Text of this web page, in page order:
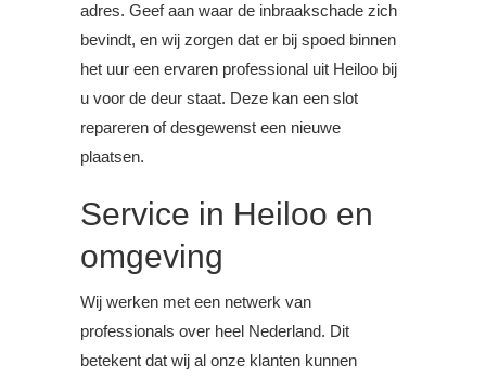
adres. Geef aan waar de inbraakschade zich
bevindt, en wij zorgen dat er bij spoed binnen
het uur een ervaren professional uit Heiloo bij
u voor de deur staat. Deze kan een slot
repareren of desgewenst een nieuwe
plaatsen.
Service in Heiloo en
omgeving
Wij werken met een netwerk van
professionals over heel Nederland. Dit
betekent dat wij al onze klanten kunnen